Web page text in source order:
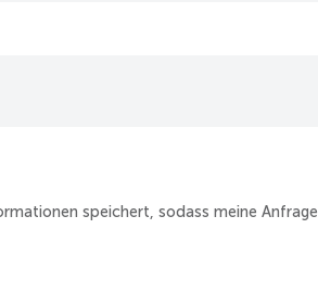
speichert, sodass meine Anfrage